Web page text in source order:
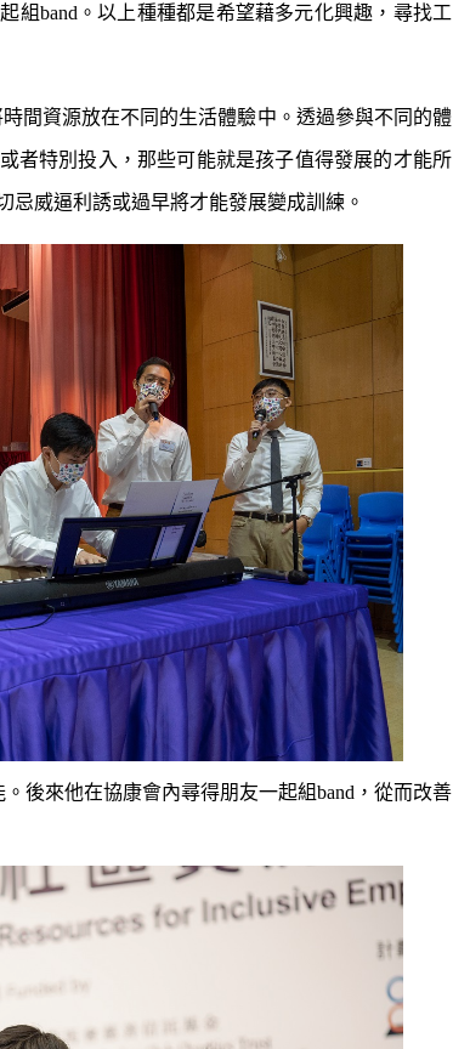
組band。以上種種都是希望藉多元化興趣，尋找工
間資源放在不同的生活體驗中。透過參與不同的體
者特別投入，那些可能就是孩子值得發展的才能所
威逼利誘或過早將才能發展變成訓練。
後來他在協康會內尋得朋友一起組band，從而改善